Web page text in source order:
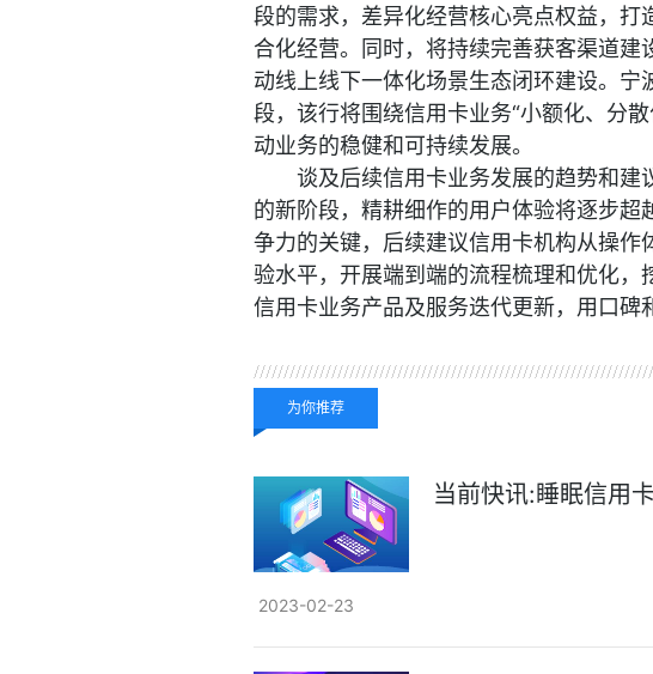
段的需求，差异化经营核心亮点权益，
合化经营。同时，将持续完善获客渠道
动线上线下一体化场景生态闭环建设。
段，该行将围绕信用卡业务“小额化、分
动业务的稳健和可持续发展。
谈及后续信用卡业务发展的趋势和
的新阶段，精耕细作的用户体验将逐步
争力的关键，后续建议信用卡机构从操
验水平，开展端到端的流程梳理和优化
信用卡业务产品及服务迭代更新，用口碑
为你推荐
当前快讯:睡眠信用
2023-02-23